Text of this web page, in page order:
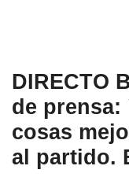
DIRECTO
de prensa:
cosas
al partido.